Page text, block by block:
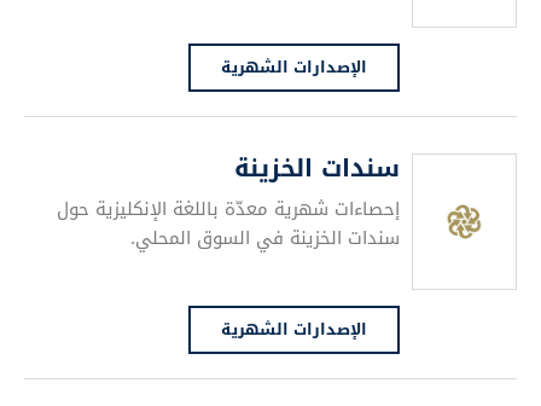
الإصدارات الشهرية
سندات الخزينة
إحصاءات شهرية معدّة باللغة الإنكليزية حول
سندات الخزينة في السوق المحلي.
الإصدارات الشهرية